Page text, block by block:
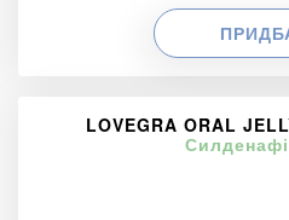
LOVEGRA ORAL